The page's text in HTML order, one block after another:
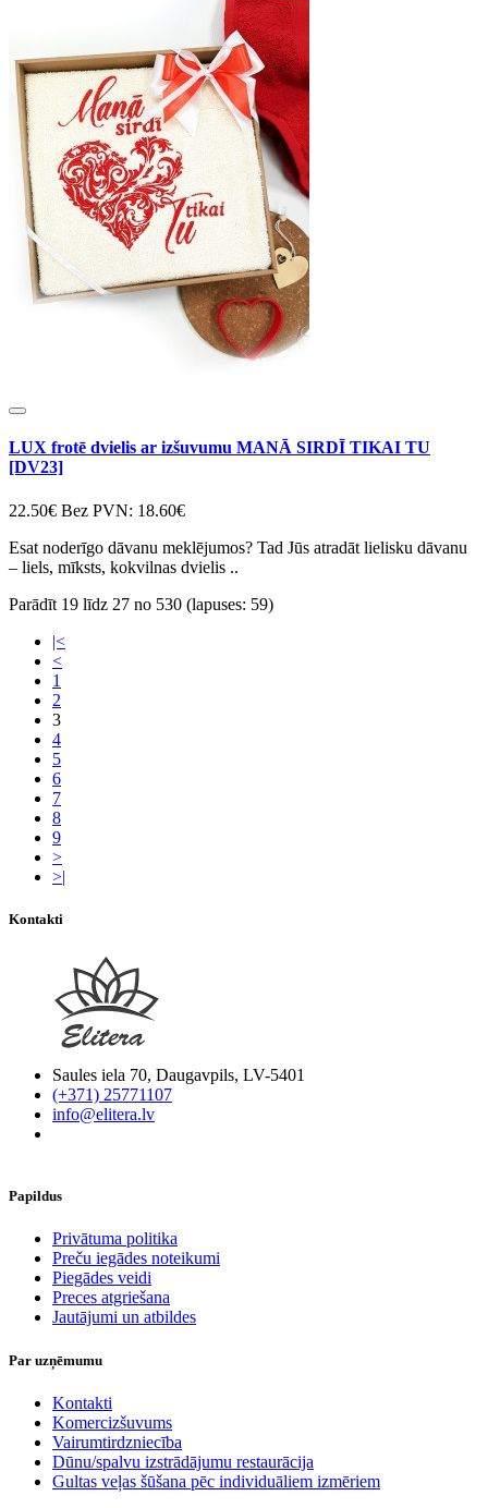
LUX frotē dvielis ar izšuvumu MANĀ SIRDĪ TIKAI TU
[DV23]
22.50€ Bez PVN: 18.60€
Esat noderīgo dāvanu meklējumos? Tad Jūs atradāt lielisku dāvanu
– liels, mīksts, kokvilnas dvielis ..
Parādīt 19 līdz 27 no 530 (lapuses: 59)
|<
<
1
2
3
4
5
6
7
8
9
>
>|
Kontakti
Saules iela 70, Daugavpils, LV-5401
(+371) 25771107
info@elitera.lv
Papildus
​Privātuma politika
Preču iegādes noteikumi
Piegādes veidi
Preces atgriešana
Jautājumi un atbildes
Par uzņēmumu
Kontakti
Komercizšuvums
Vairumtirdzniecība
Dūnu/spalvu izstrādājumu restaurācija
Gultas veļas šūšana pēc individuāliem izmēriem